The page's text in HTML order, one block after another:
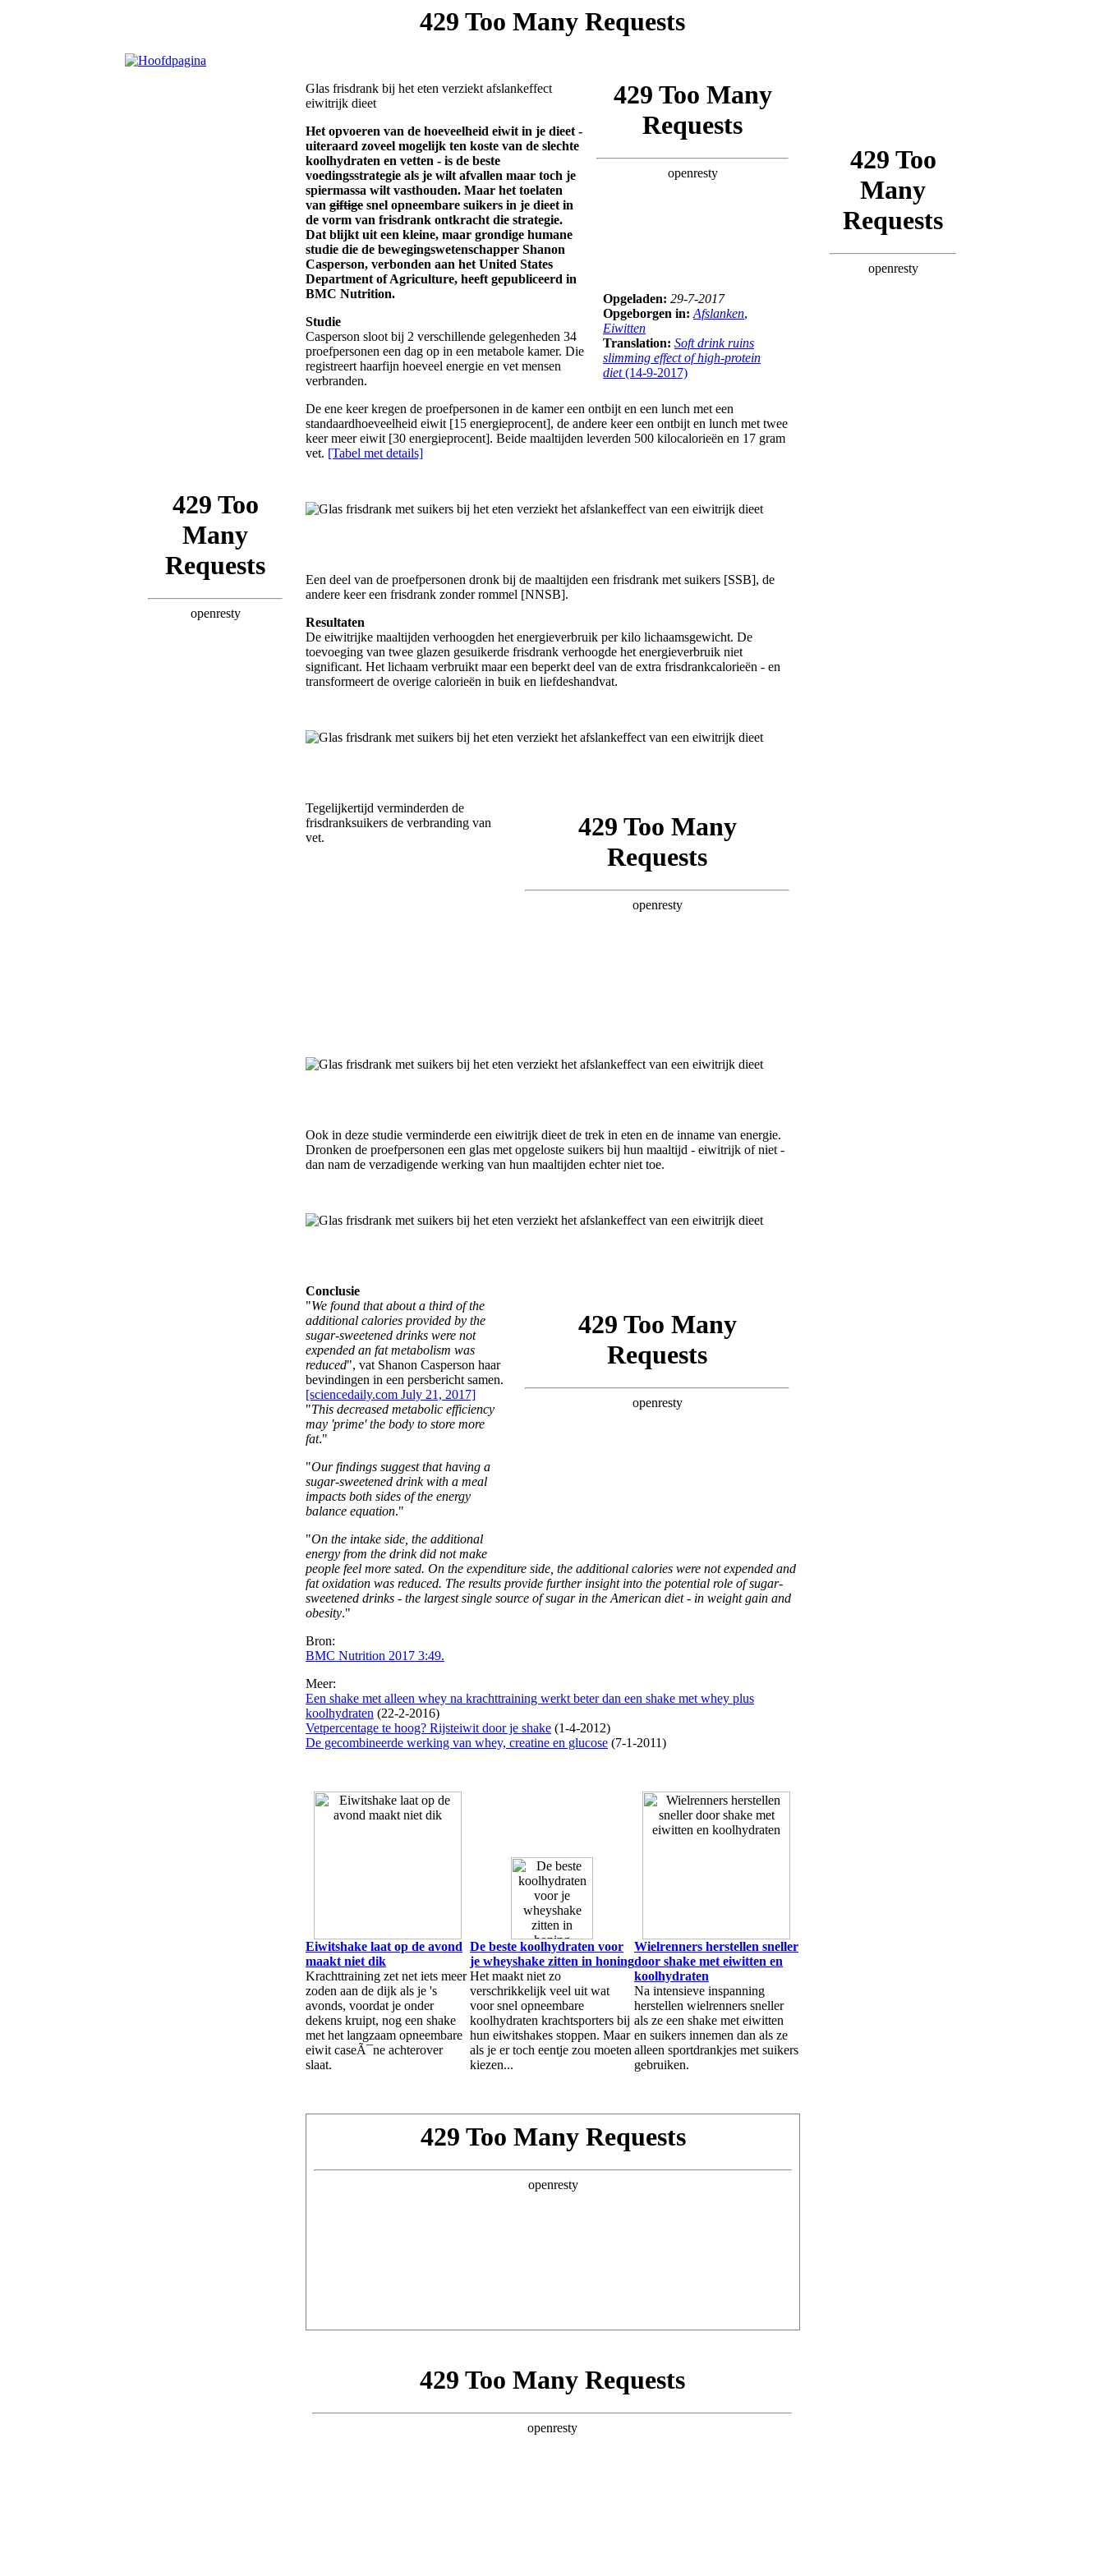
Opgeladen: 29-7-2017
Opgeborgen in: Afslanken,
Eiwitten
Translation: Soft drink ruins
slimming effect of high-protein
diet(14-9-2017)
Glas frisdrank bij het eten verziekt afslankeffect
eiwitrijk dieet
Het opvoeren van de hoeveelheid eiwit in je dieet -
uiteraard zoveel mogelijk ten koste van de slechte
koolhydraten en vetten - is de beste
voedingsstrategie als je wilt afvallen maar toch je
spiermassa wilt vasthouden. Maar het toelaten
van giftige snel opneembare suikers in je dieet in
de vorm van frisdrank ontkracht die strategie.
Dat blijkt uit een kleine, maar grondige humane
studie die de bewegingswetenschapper Shanon
Casperson, verbonden aan het United States
Department of Agriculture, heeft gepubliceerd in
BMC Nutrition.
Studie
Casperson sloot bij 2 verschillende gelegenheden 34
proefpersonen een dag op in een metabole kamer. Die
registreert haarfijn hoeveel energie en vet mensen
verbranden.
De ene keer kregen de proefpersonen in de kamer een ontbijt en een lunch met een
standaardhoeveelheid eiwit [15 energieprocent], de andere keer een ontbijt en lunch met twee
keer meer eiwit [30 energieprocent]. Beide maaltijden leverden 500 kilocalorieën en 17 gram
vet. [Tabel met details]
Een deel van de proefpersonen dronk bij de maaltijden een frisdrank met suikers [SSB], de
andere keer een frisdrank zonder rommel [NNSB].
Resultaten
De eiwitrijke maaltijden verhoogden het energieverbruik per kilo lichaamsgewicht. De
toevoeging van twee glazen gesuikerde frisdrank verhoogde het energieverbruik niet
significant. Het lichaam verbruikt maar een beperkt deel van de extra frisdrankcalorieën - en
transformeert de overige calorieën in buik en liefdeshandvat.
Tegelijkertijd verminderden de
frisdranksuikers de verbranding van
vet.
Ook in deze studie verminderde een eiwitrijk dieet de trek in eten en de inname van energie.
Dronken de proefpersonen een glas met opgeloste suikers bij hun maaltijd - eiwitrijk of niet -
dan nam de verzadigende werking van hun maaltijden echter niet toe.
Conclusie
"We found that about a third of the
additional calories provided by the
sugar-sweetened drinks were not
expended an fat metabolism was
reduced", vat Shanon Casperson haar
bevindingen in een persbericht samen.
[sciencedaily.com July 21, 2017]
"This decreased metabolic efficiency
may 'prime' the body to store more
fat."
"Our findings suggest that having a
sugar-sweetened drink with a meal
impacts both sides of the energy
balance equation."
"On the intake side, the additional
energy from the drink did not make
people feel more sated. On the expenditure side, the additional calories were not expended and
fat oxidation was reduced. The results provide further insight into the potential role of sugar-
sweetened drinks - the largest single source of sugar in the American diet - in weight gain and
obesity."
Bron:
BMC Nutrition 2017 3:49.
Meer:
Een shake met alleen whey na krachttraining werkt beter dan een shake met whey plus
koolhydraten (22-2-2016)
Vetpercentage te hoog? Rijsteiwit door je shake (1-4-2012)
De gecombineerde werking van whey, creatine en glucose (7-1-2011)
Eiwitshake laat op de avond
maakt niet dik
Krachttraining zet net iets meer
zoden aan de dijk als je 's
avonds, voordat je onder
dekens kruipt, nog een shake
met het langzaam opneembare
eiwit caseÃ¯ne achterover
slaat.
De beste koolhydraten voor
je wheyshake zitten in honing
Het maakt niet zo
verschrikkelijk veel uit wat
voor snel opneembare
koolhydraten krachtsporters bij
hun eiwitshakes stoppen. Maar
als je er toch eentje zou moeten
kiezen...
Wielrenners herstellen sneller
door shake met eiwitten en
koolhydraten
Na intensieve inspanning
herstellen wielrenners sneller
als ze een shake met eiwitten
en suikers innemen dan als ze
alleen sportdrankjes met suikers
gebruiken.